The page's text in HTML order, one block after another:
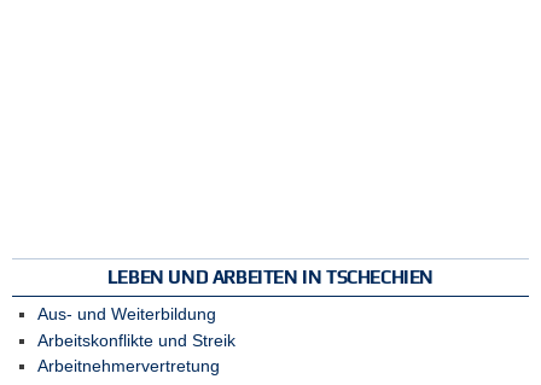
LEBEN UND ARBEITEN IN TSCHECHIEN
Aus- und Weiterbildung
Arbeitskonflikte und Streik
Arbeitnehmervertretung